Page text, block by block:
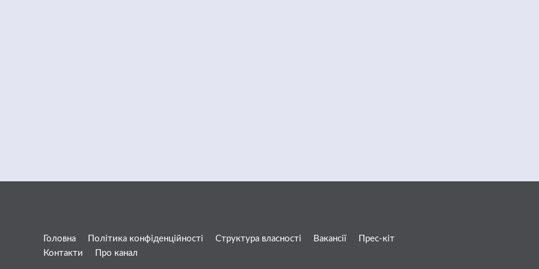
Головна Політика конфіденційності Структура власності Вакансії
Прес-кіт
Контакти
Про канал